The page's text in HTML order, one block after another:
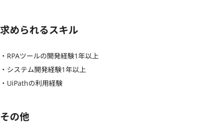
求められるスキル
・RPAツールの開発経験1年以上
・システム開発経験1年以上
・UiPathの利用経験
その他